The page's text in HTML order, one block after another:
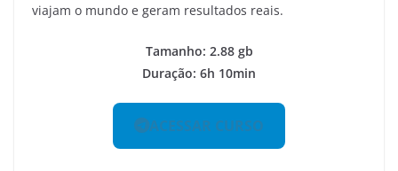
viajam o mundo e geram resultados reais.
Tamanho: 2.88 gb
Duração: 6h 10min
ACESSAR CURSO